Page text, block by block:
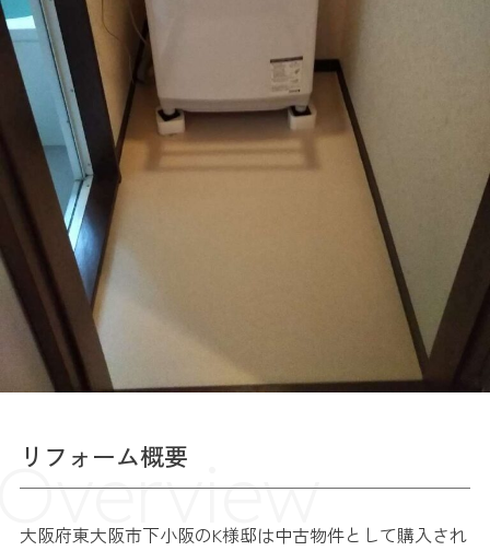
リフォーム概要
大阪府東大阪市下小阪のK様邸は中古物件として購入され